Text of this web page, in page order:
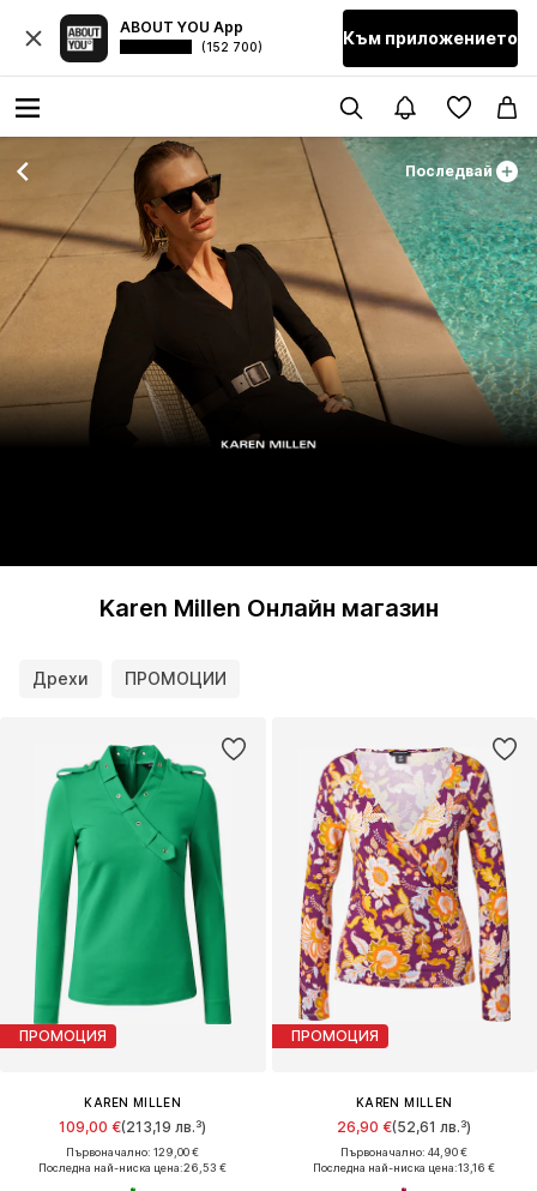
ABOUT YOU App
(152 700) Към приложението
Последвай
Karen Millen Онлайн магазин
Дрехи ПРОМОЦИИ
ПРОМОЦИЯ
KAREN MILLEN
109,00 €(213,19 лв.³)
Първоначално: 129,00 €
Последна най-ниска цена:26,53 €
ПРОМОЦИЯ
KAREN MILLEN
26,90 €(52,61 лв.³)
Първоначално: 44,90 €
Последна най-ниска цена:13,16 €